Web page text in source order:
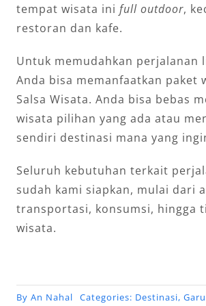
tempat wisata ini full outdoor,
restoran dan kafe.
Untuk memudahkan perjalanan
Anda bisa memanfaatkan paket
Salsa Wisata. Anda bisa bebas
wisata pilihan yang ada atau
sendiri destinasi mana yang
Seluruh kebutuhan terkait
sudah kami siapkan, mulai dari
transportasi, konsumsi, hingga
wisata.
By An Nahal Categories: Destinasi,